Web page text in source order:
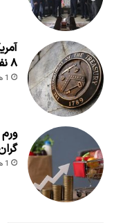
۸ نفتکش و ۱۰ نهاد در لیست تحریم
1 هفته پیش
1 هفته پیش